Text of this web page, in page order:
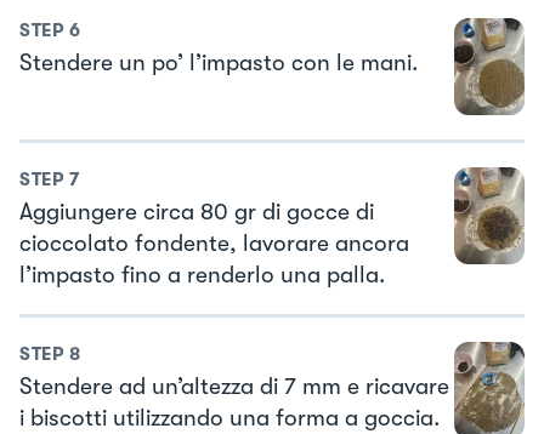
STEP 6
Stendere un po’ l’impasto con le mani.
STEP 7
Aggiungere circa 80 gr di gocce di
cioccolato fondente, lavorare ancora
l’impasto fino a renderlo una palla.
STEP 8
Stendere ad un’altezza di 7 mm e ricavare
i biscotti utilizzando una forma a goccia.